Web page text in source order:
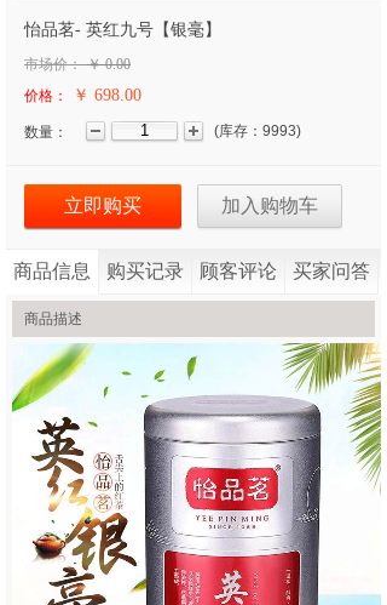
怡品茗- 英红九号【银毫】
市场价： ￥0.00
价格：
￥ 698.00
数量： (库存： 9993)
立即购买 加入购物车
商品信息 购买记录 顾客评论 买家问答
商品描述